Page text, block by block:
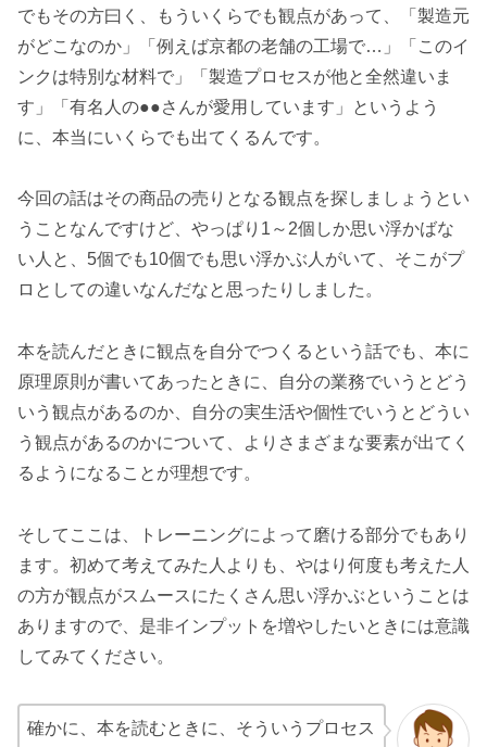
でもその方曰く、もういくらでも観点があって、「製造元
がどこなのか」「例えば京都の老舗の工場で…」「このイ
ンクは特別な材料で」「製造プロセスが他と全然違いま
す」「有名人の●●さんが愛用しています」というよう
に、本当にいくらでも出てくるんです。
今回の話はその商品の売りとなる観点を探しましょうとい
うことなんですけど、やっぱり1～2個しか思い浮かばな
い人と、5個でも10個でも思い浮かぶ人がいて、そこがプ
ロとしての違いなんだなと思ったりしました。
本を読んだときに観点を自分でつくるという話でも、本に
原理原則が書いてあったときに、自分の業務でいうとどう
いう観点があるのか、自分の実生活や個性でいうとどうい
う観点があるのかについて、よりさまざまな要素が出てく
るようになることが理想です。
そしてここは、トレーニングによって磨ける部分でもあり
ます。初めて考えてみた人よりも、やはり何度も考えた人
の方が観点がスムースにたくさん思い浮かぶということは
ありますので、是非インプットを増やしたいときには意識
してみてください。
確かに、本を読むときに、そういうプロセス